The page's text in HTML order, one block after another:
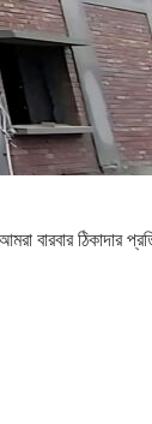
বারবার ঠিকাদার